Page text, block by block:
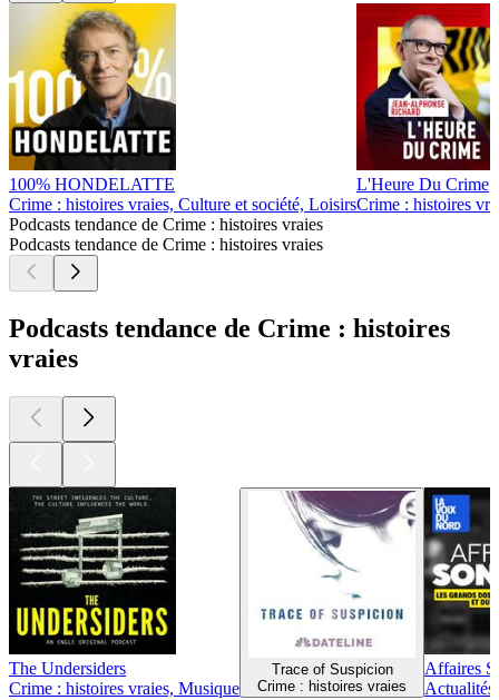
100% HONDELATTE
Crime : histoires vraies, Culture et société, Loisirs
L'Heure Du Crime
Crime : histoires
Podcasts tendance de Crime : histoires vraies
Podcasts tendance de Crime : histoires vraies
Podcasts tendance de Crime : histoires
vraies
The Undersiders
Crime : histoires vraies, Musique
Trace of Suspicion
Crime : histoires vraies
Affaires